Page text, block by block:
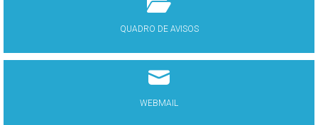
QUADRO DE AVISOS
WEBMAIL